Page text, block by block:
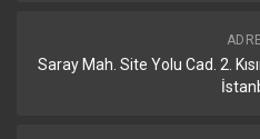
Saray Mah. Site Yolu Cad. 2.